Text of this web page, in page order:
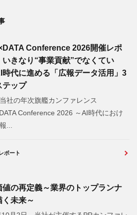
Conference 2026開催レポ
いきなり“事業貢献”でなくてい
時代に進める「広報データ活用」3
テップ
社の年次旗艦カンファレンス
Conference 2026 ～AI時代におけ
...
ポート
値の再定義～業界のトップランナ
く未来～